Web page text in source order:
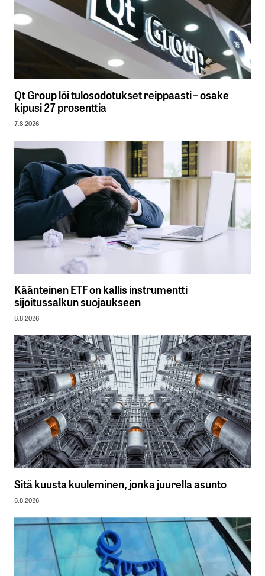
Qt Group löi tulosodotukset reippaasti – osake
kipusi 27 prosenttia
7.8.2026
Käänteinen ETF on kallis instrumentti
sijoitussalkun suojaukseen
6.8.2026
Sitä kuusta kuuleminen, jonka juurella asunto
6.8.2026